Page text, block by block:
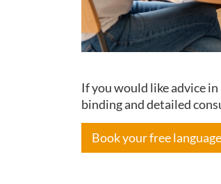
If you would like advice
binding and detailed
Book your free